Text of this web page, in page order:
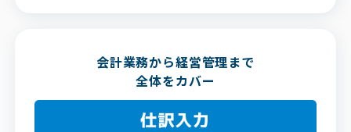
会計業務から経営管理まで
全体をカバー